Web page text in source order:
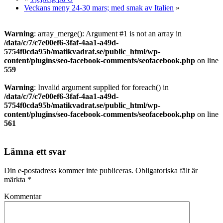
Veckans meny 24-30 mars; med smak av Italien »
Warning: array_merge(): Argument #1 is not an array in
/data/c/7/c7e00ef6-3faf-4aa1-a49d-
5754f0cda95b/matikvadrat.se/public_html/wp-
content/plugins/seo-facebook-comments/seofacebook.php on line
559
Warning: Invalid argument supplied for foreach() in
/data/c/7/c7e00ef6-3faf-4aa1-a49d-
5754f0cda95b/matikvadrat.se/public_html/wp-
content/plugins/seo-facebook-comments/seofacebook.php on line
561
Lämna ett svar
Din e-postadress kommer inte publiceras. Obligatoriska fält är
märkta *
Kommentar